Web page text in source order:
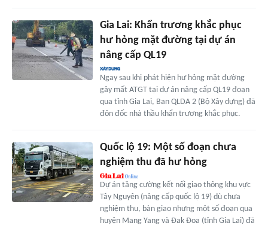
Gia Lai: Khẩn trương khắc phục
hư hỏng mặt đường tại dự án
nâng cấp QL19
Ngay sau khi phát hiện hư hỏng mặt đường
gây mất ATGT tại dự án nâng cấp QL19 đoạn
qua tỉnh Gia Lai, Ban QLDA 2 (Bộ Xây dựng) đã
đôn đốc nhà thầu khẩn trương khắc phục.
Quốc lộ 19: Một số đoạn chưa
nghiệm thu đã hư hỏng
Dự án tăng cường kết nối giao thông khu vực
Tây Nguyên (nâng cấp quốc lộ 19) dù chưa
nghiệm thu, bàn giao nhưng một số đoạn qua
huyện Mang Yang và Đak Đoa (tỉnh Gia Lai) đã